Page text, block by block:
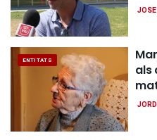
ENTITATS
als